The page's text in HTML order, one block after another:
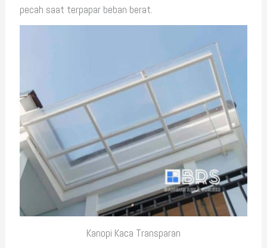
pecah saat terpapar beban berat.
Kanopi Kaca Transparan